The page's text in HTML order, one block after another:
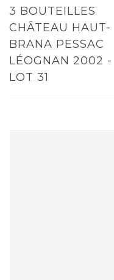
3 BOUTEILLES
CHÂTEAU HAUT-
BRANA PESSAC
LÉOGNAN 2002 -
LOT 31